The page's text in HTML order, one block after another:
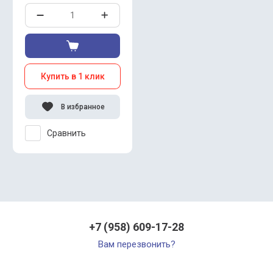
Купить в 1 клик
Сравнить
В избранное
+7 (958) 609-17-28
Вам перезвонить?